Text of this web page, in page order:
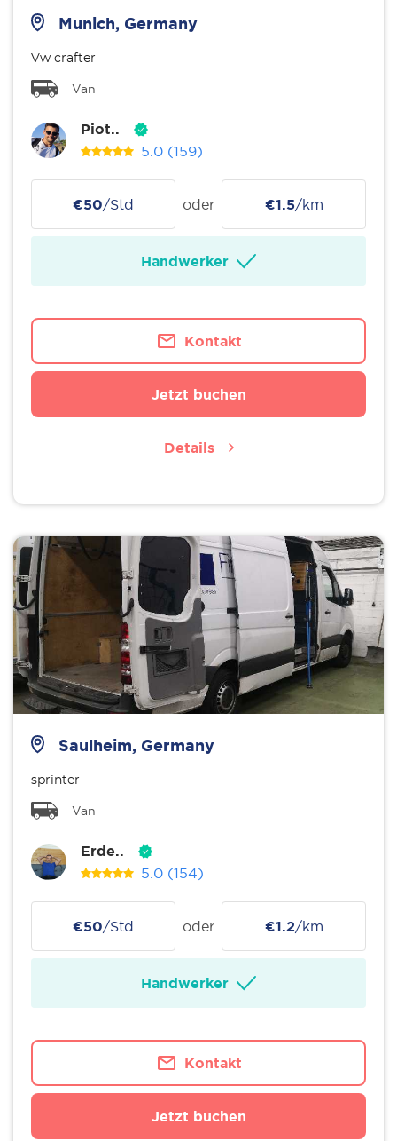
Munich, Germany
Vw crafter
Van
Piot..
5.0 (159)
€50/Std oder €1.5/km
Handwerker
Kontakt
Jetzt buchen
Details
Saulheim, Germany
sprinter
Van
Erde..
5.0 (154)
€50/Std oder €1.2/km
Handwerker
Kontakt
Jetzt buchen